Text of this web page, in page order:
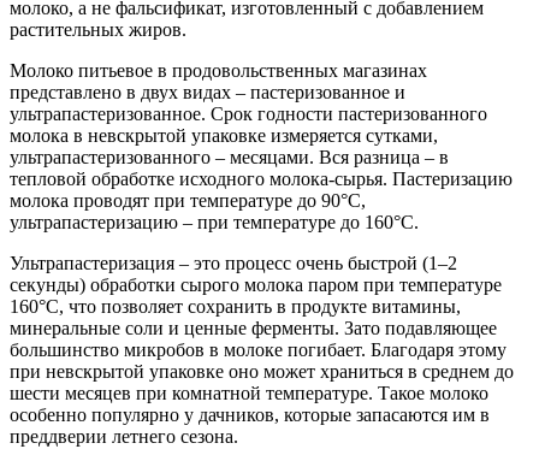
молоко, а не фальсификат, изготовленный с добавлением
растительных жиров.
Молоко питьевое в продовольственных магазинах
представлено в двух видах – пастеризованное и
ультрапастеризованное. Срок годности пастеризованного
молока в невскрытой упаковке измеряется сутками,
ультрапастеризованного – месяцами. Вся разница – в
тепловой обработке исходного молока-сырья. Пастеризацию
молока проводят при температуре до 90°С,
ультрапастеризацию – при температуре до 160°С.
Ультрапастеризация – это процесс очень быстрой (1–2
секунды) обработки сырого молока паром при температуре
160°С, что позволяет сохранить в продукте витамины,
минеральные соли и ценные ферменты. Зато подавляющее
большинство микробов в молоке погибает. Благодаря этому
при невскрытой упаковке оно может храниться в среднем до
шести месяцев при комнатной температуре. Такое молоко
особенно популярно у дачников, которые запасаются им в
преддверии летнего сезона.